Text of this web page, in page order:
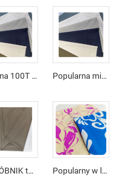
tkanina 100T Woven Plain mikrofibrowa Tkanina Poliestrowa Toyobo Tkanina Arabska Thobe Popularna mikrofibrowa tkanina arabskiego thobe dla mężczyzn z wirującego poliestru tkanina toyobo koszula arabski thobe
WYRÓBNIK tkaniny arabskiego thobe dla mężczyzn z wirującego poliestru tkanina toyobo koszula arabski thobe Popularny w lecie materiał 100% poliestrowy tkanina CEY, duży flora drukowany dla damskiej odzieży